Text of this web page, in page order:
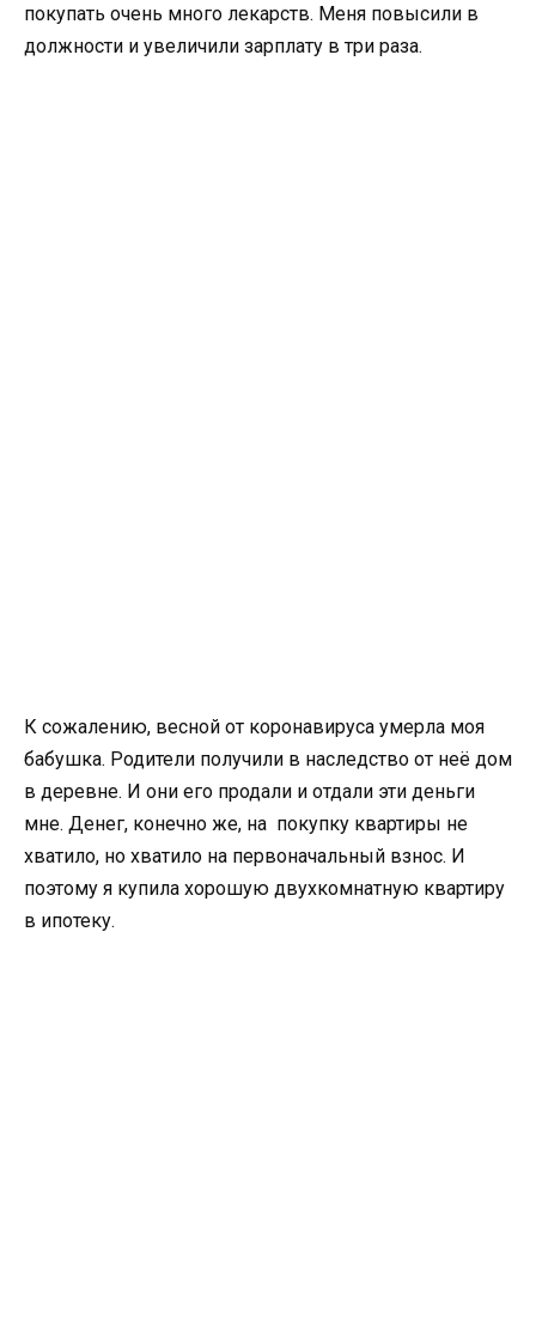
покупать очень много лекарств. Меня повысили в
должности и увеличили зарплату в три раза.
К сожалению, весной от коронавируса умерла моя
бабушка. Родители получили в наследство от неё дом
в деревне. И они его продали и отдали эти деньги
мне. Денег, конечно же, на покупку квартиры не
хватило, но хватило на первоначальный взнос. И
поэтому я купила хорошую двухкомнатную квартиру
в ипотеку.